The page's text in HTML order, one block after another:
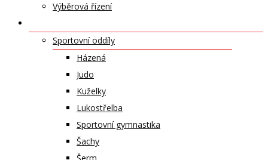
Výběrová řízení
Sportovní oddíly
Házená
Judo
Kuželky
Lukostřelba
Sportovní gymnastika
Šachy